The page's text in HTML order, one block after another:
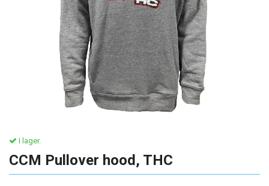
I lager.
CCM Pullover hood, THC